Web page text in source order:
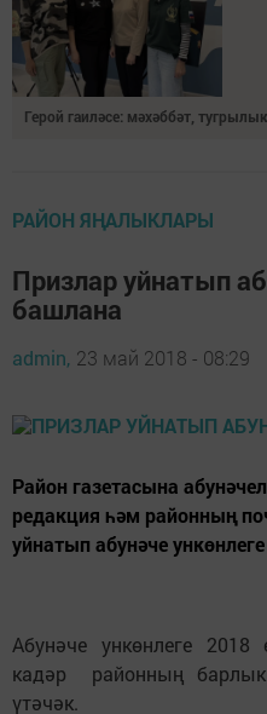
Герой гаиләсе: мәхәббәт,
РАЙОН ЯҢАЛЫКЛАРЫ
Призлар уйнатып
башлана
admin, 23 май 2018 - 08:29
Район газетасына
редакция һәм районның
уйнатып абунәче
Абунәче ункөнлеге 2018
кадәр районның барлык
үтәчәк.